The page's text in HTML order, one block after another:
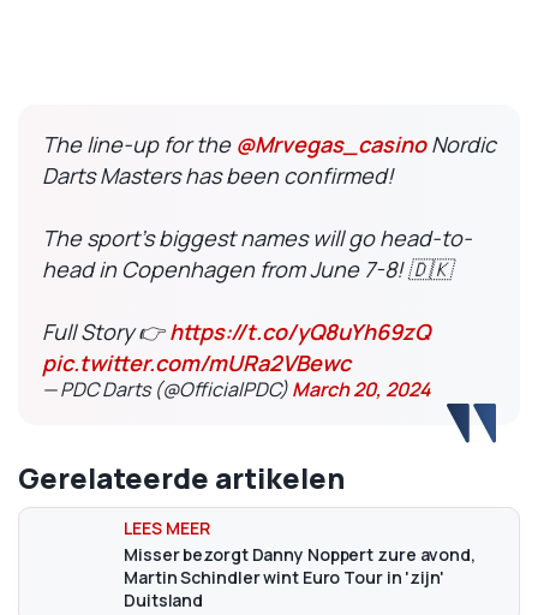
The line-up for the @Mrvegas_casinoNordic
Darts Masters has been confirmed!
The sport's biggest names will go head-to-
head in Copenhagen from June 7-8! 🇩🇰
Full Story 👉https://t.co/yQ8uYh69zQ
pic.twitter.com/mURa2VBewc
— PDC Darts (@OfficialPDC)March 20, 2024
Gerelateerde artikelen
Misser bezorgt Danny Noppert zure avond,
Martin Schindler wint Euro Tour in 'zijn'
Duitsland